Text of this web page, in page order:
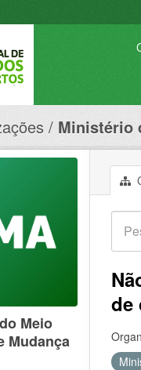
Ministério
de
Meio
Mudança